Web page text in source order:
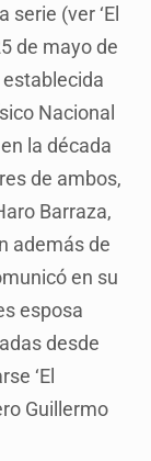
(ver ‘El
de mayo de
Nacional
la década
de ambos,
Barraza,
además de
en su
esposa
desde
‘El
Guillermo